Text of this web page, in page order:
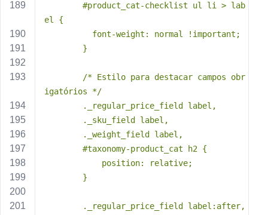
el {
          font-weight: normal !important;
        }
igatórios */
        ._regular_price_field label,
        ._sku_field label,
        ._weight_field label,
        #taxonomy-product_cat h2 {
            position: relative;
        }
        ._regular_price_field label:after,